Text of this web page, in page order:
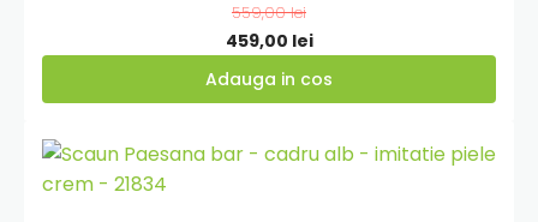
559,00lei
Prețul
inițial
a
559,00 lei.
459,00 leiPrețul
curent
este:
Adauga in cos
Adauga